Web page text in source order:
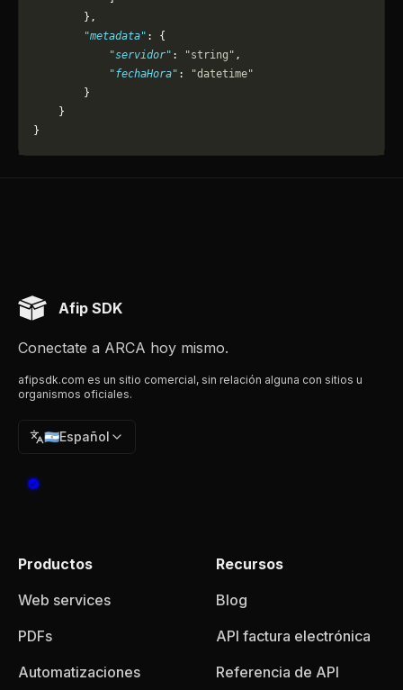
        },
        "metadata"
: {
            "servidor"
: "string" ,
            "fechaHora"
:
"datetime"
        }
    }
}
Afip SDK
Conectate a ARCA hoy mismo.
afipsdk.com es un sitio comercial, sin relación alguna con sitios u
organismos oficiales.
🇦🇷Español
Productos
Web services
PDFs
Automatizaciones
Recursos
Blog
API factura electrónica
Referencia de API